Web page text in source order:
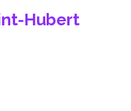
Hubert